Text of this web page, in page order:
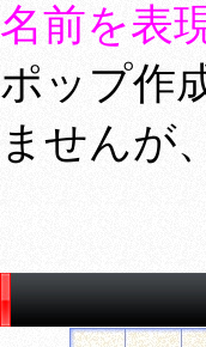
名前を表
ポップ作
ませんが